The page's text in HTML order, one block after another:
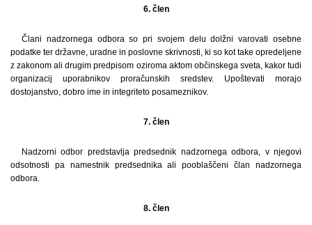
6. člen
Člani nadzornega odbora so pri svojem delu dolžni varovati osebne
podatke ter državne, uradne in poslovne skrivnosti, ki so kot take opredeljene
z zakonom ali drugim predpisom oziroma aktom občinskega sveta, kakor tudi
organizacij uporabnikov proračunskih sredstev. Upoštevati morajo
dostojanstvo, dobro ime in integriteto posameznikov.
7. člen
Nadzorni odbor predstavlja predsednik nadzornega odbora, v njegovi
odsotnosti pa namestnik predsednika ali pooblaščeni član nadzornega
odbora.
8. člen